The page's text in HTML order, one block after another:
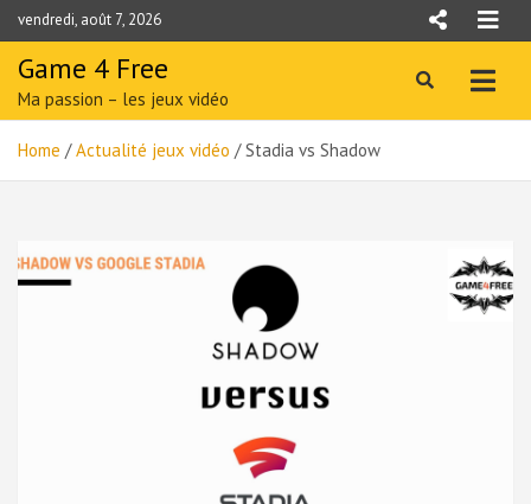
Skip
to
content
vendredi, août 7, 2026
Game 4 Free
Ma passion – les jeux vidéo
Home Actualité jeux vidéo Stadia vs Shadow